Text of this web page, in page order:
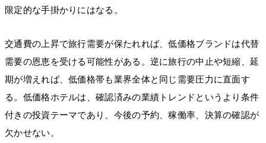
限定的な手掛かりにはなる。
交通費の上昇で旅行需要が保たれれば、低価格ブランドは代替
需要の恩恵を受ける可能性がある。逆に旅行の中止や短縮、延
期が増えれば、低価格帯も業界全体と同じ需要圧力に直面す
る。低価格ホテルは、確認済みの業績トレンドというより条件
付きの投資テーマであり、今後の予約、稼働率、決算の確認が
欠かせない。